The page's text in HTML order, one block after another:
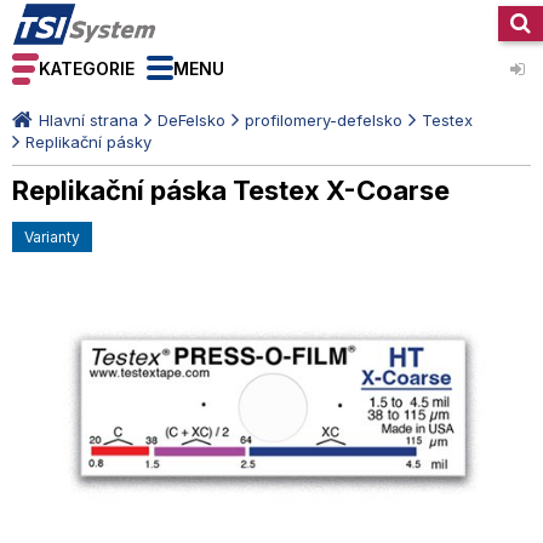
KATEGORIE MENU
Hlavní strana DeFelsko profilomery-defelsko
Testex
Replikační pásky
Replikační páska Testex X-Coarse
varianty